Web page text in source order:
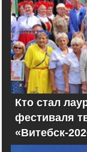
Кто стал
фестиваля
«Витебск-